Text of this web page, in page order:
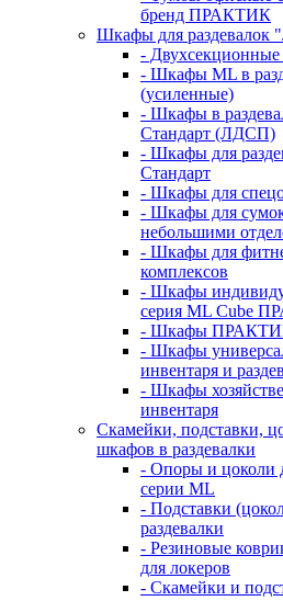
бренд ПРАКТИК
Шкафы для раздевалок
-
- Шкафы ML в
(усиленные)
- Шкафы в
Стандарт (ЛДСП)
- Шкафы для
Стандарт
- Шкафы для
- Шкафы для
небольшими
- Шкафы для
комплексов
- Шкафы
серия ML Cube
- Шкафы ПРАКТИК
- Шкафы
инвентаря и
- Шкафы
инвентаря
Скамейки, подставки,
шкафов в раздевалки
- Опоры и цоколи
серии ML
- Подставки
раздевалки
- Резиновые
для локеров
- Скамейки и